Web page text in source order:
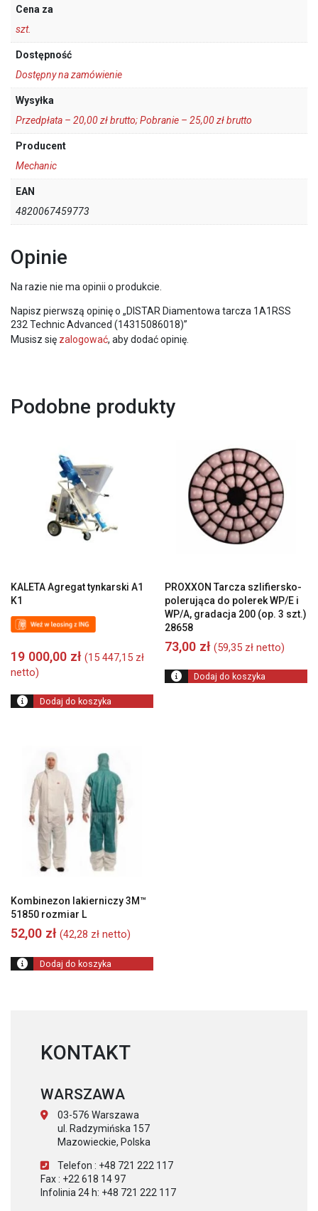
Cena za
szt.
Dostępność
Dostępny na zamówienie
Wysyłka
Przedpłata – 20,00 zł brutto; Pobranie – 25,00 zł brutto
Producent
Mechanic
EAN
4820067459773
Opinie
Na razie nie ma opinii o produkcie.
Napisz pierwszą opinię o „DISTAR Diamentowa tarcza 1A1RSS
232 Technic Advanced (14315086018)”
Musisz się zalogować, aby dodać opinię.
Podobne produkty
KALETA Agregat tynkarski A1
K1
19 000,00 zł (15 447,15 zł
netto)
Dodaj do koszyka
PROXXON Tarcza szlifiersko-
polerująca do polerek WP/E i
WP/A, gradacja 200 (op. 3 szt.)
28658
73,00 zł (59,35 zł netto)
Dodaj do koszyka
Kombinezon lakierniczy 3M™
51850 rozmiar L
52,00 zł (42,28 zł netto)
Dodaj do koszyka
KONTAKT
WARSZAWA
03-576 Warszawa
ul. Radzymińska 157
Mazowieckie, Polska
Telefon : +48 721 222 117
Fax : +22 618 14 97
Infolinia 24 h: +48 721 222 117